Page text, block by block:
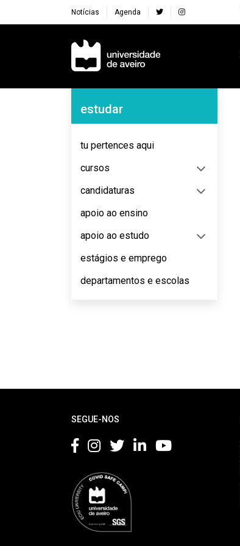
Notícias Agenda
Navegação Principal
Navegação Lateral
estudar
tu pertences aqui
cursos
candidaturas
apoio ao ensino
apoio ao estudo
estágios e emprego
departamentos e escolas
SEGUE-NOS